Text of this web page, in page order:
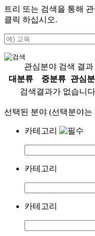
트리 또는 검색을 통해
클릭 하십시오.
관심분야 검색 결과
대분류
중분류
관심
검색결과가 없습니
선택된 분야 (선택분야
카테고리
카테고리
카테고리